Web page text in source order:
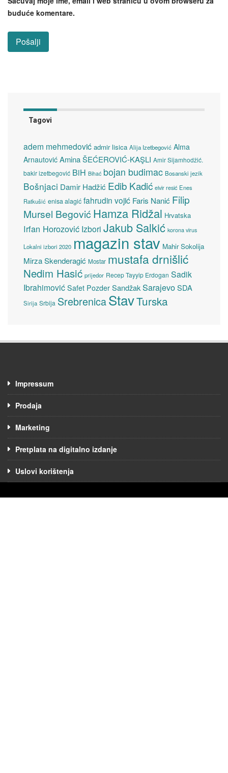
buduće komentare.
Tagovi
adem mehmedović admir lisica Alija Izetbegović Alma
Arnautović Amina ŠEĆEROVIĆ-KAŞLI Amir Sijamhodžić.
bakir izetbegović BiH Bihać bojan budimac Bosanski jezik
Bošnjaci Damir Hadžić Edib Kadić elvir resić Enes
Ratkušić enisa alagić fahrudin vojić Faris Nanić Filip
Mursel Begović Hamza Ridžal Hrvatska
Irfan Horozović Izbori Jakub Salkić korona virus
Lokalni izbori 2020 magazin stav Mahir Sokolija
Mirza Skenderagić Mostar mustafa drnišlić
Nedim Hasić prijedor Recep Tayyip Erdogan Sadik
Ibrahimović Safet Pozder SandžakSarajevoSDA
Sirija Srbija SrebrenicaStavTurska
Impressum
Prodaja
Marketing
Pretplata na digitalno izdanje
Uslovi korištenja